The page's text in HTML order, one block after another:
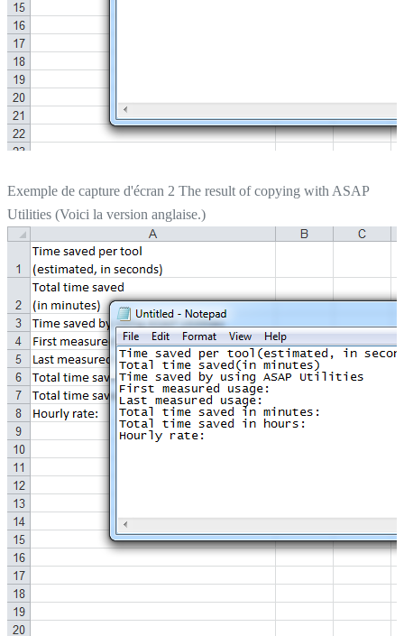
Exemple de capture d'écran 2 The result of copying with ASAP
Utilities (Voici la version anglaise.)